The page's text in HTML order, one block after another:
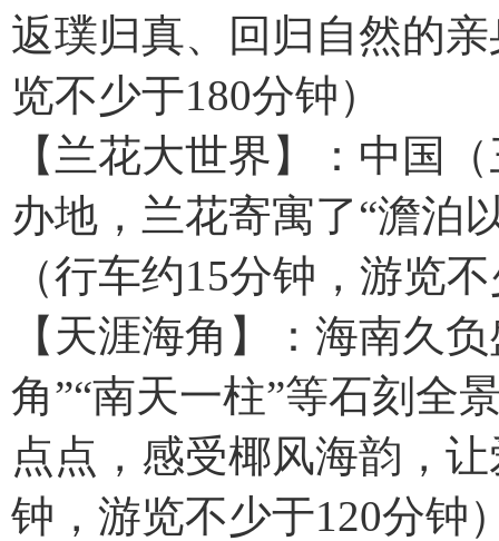
返璞归真、回归自然的
览不少于180分钟）
【兰花大世界】：中国
办地，兰花寄寓了“澹泊
（行车约15分钟，游览
【天涯海角】：海南久
角”“南天一柱”等石刻全
点点，感受椰风海韵，
钟，游览不少于120分钟